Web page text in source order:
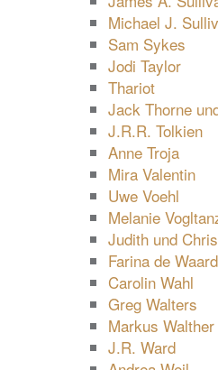
Michael J.
Sam Sykes
Jodi Taylor
Thariot
Jack Thorne
J.R.R. Tolkien
Anne Troja
Mira Valentin
Uwe Voehl
Melanie
Judith und
Farina de Waard
Carolin Wahl
Greg Walters
Markus Walther
J.R. Ward